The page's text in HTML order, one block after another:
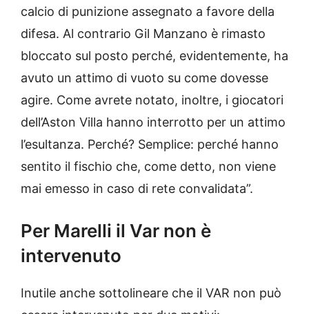
calcio di punizione assegnato a favore della
difesa. Al contrario Gil Manzano è rimasto
bloccato sul posto perché, evidentemente, ha
avuto un attimo di vuoto su come dovesse
agire. Come avrete notato, inoltre, i giocatori
dell’Aston Villa hanno interrotto per un attimo
l’esultanza. Perché? Semplice: perché hanno
sentito il fischio che, come detto, non viene
mai emesso in caso di rete convalidata”.
Per Marelli il Var non è
intervenuto
Inutile anche sottolineare che il VAR non può